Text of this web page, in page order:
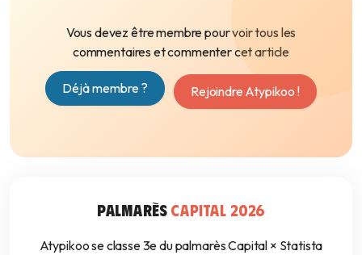
Vous devez être membre pour voir tous les
commentaires et commenter cet article
Déjà membre ? Rejoindre Atypikoo !
PALMARÈS CAPITAL 2026
Atypikoo se classe 3e du palmarès Capital × Statista